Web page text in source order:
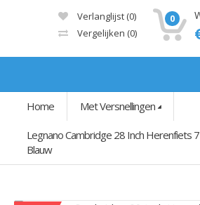
Verlanglijst (0)
Vergelijken (0)
0
Home Met Versnellingen
Legnano Cambridge 28 Inch Herenfiets
Blauw